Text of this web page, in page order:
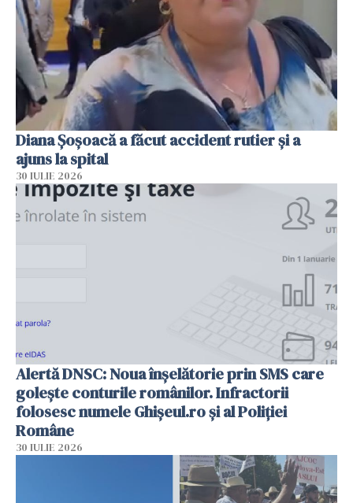
Diana Șoșoacă a făcut accident rutier și a
ajuns la spital
30 IULIE 2026
Alertă DNSC: Noua înșelătorie prin SMS care
golește conturile românilor. Infractorii
folosesc numele Ghișeul.ro și al Poliției
Române
30 IULIE 2026